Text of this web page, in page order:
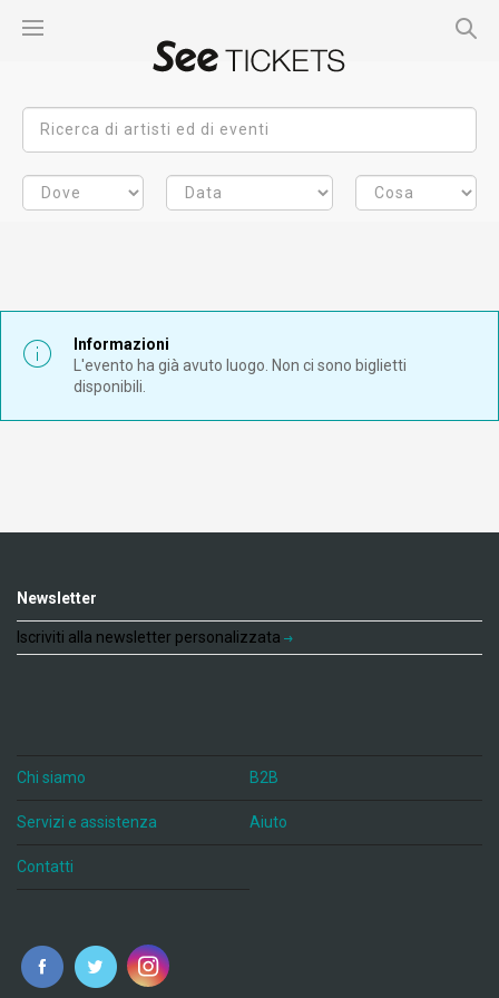
Informazioni
L'evento ha già avuto luogo. Non ci sono biglietti
disponibili.
Newsletter
Iscriviti alla newsletter personalizzata
Chi siamo B2B
Servizi e assistenza Aiuto
Contatti